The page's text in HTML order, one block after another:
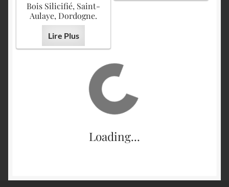
Bois Silicifié, Saint-
Aulaye, Dordogne.
Lire Plus
Loading...